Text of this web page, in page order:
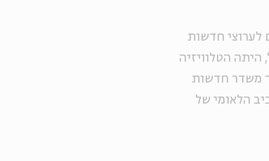
לערוצי חדשות
היתה הטלוויזיה
משדר חדשות
הלאומי של